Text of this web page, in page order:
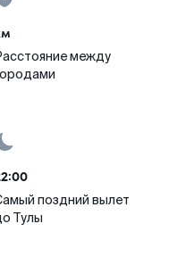
между
поздний вылет
Тулы